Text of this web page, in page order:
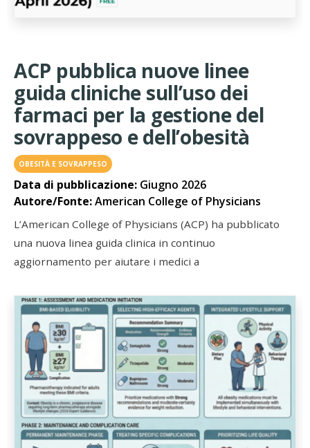
ACP pubblica nuove linee
guida cliniche sull’uso dei
farmaci per la gestione del
sovrappeso e dell’obesità
OBESITÀ E SOVRAPPESO
Data di pubblicazione: Giugno 2026
Autore/Fonte:American College of Physicians
L’American College of Physicians (ACP) ha pubblicato
una nuova linea guida clinica in continuo
aggiornamento per aiutare i medici a